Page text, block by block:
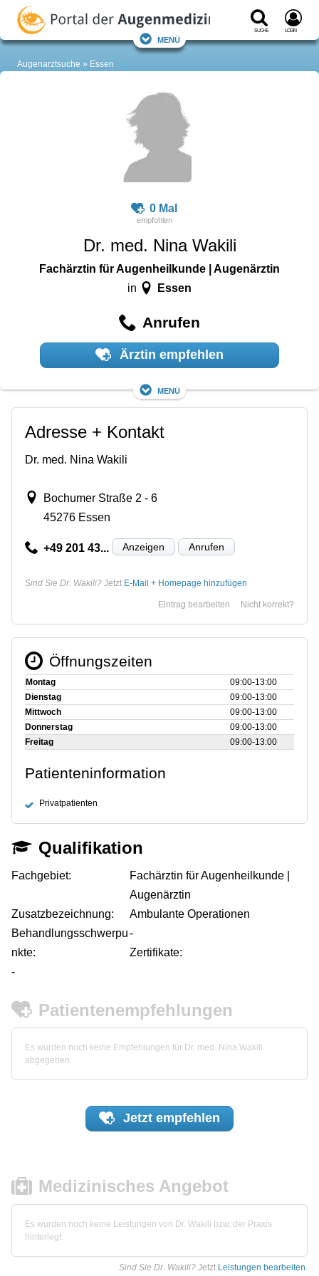
Suche Login
Menü
Augenarztsuche Essen
0 Mal
Dr. med. Nina Wakili
Fachärztin für Augenheilkunde | Augenärztin
in Essen
Anrufen
Ärztin empfehlen
Menü
Adresse + Kontakt
Dr. med. Nina Wakili
Bochumer Straße 2 - 6
45276 Essen
+49 201 43... Anzeigen Anrufen
Sind Sie Dr. Wakili? Jetzt E-Mail + Homepage hinzufügen
Nicht korrekt?
Eintrag bearbeiten
Öffnungszeiten
Montag
09:00‑13:00
Dienstag
09:00‑13:00
Mittwoch
09:00‑13:00
Donnerstag
09:00‑13:00
Freitag
09:00‑13:00
Patienteninformation
Privatpatienten
Qualifikation
Fachgebiet:
Fachärztin für Augenheilkunde |
Augenärztin
Zusatzbezeichnung:
Ambulante Operationen
Behandlungsschwerpu
nkte:
-
Zertifikate:
-
Patientenempfehlungen
Es wurden noch keine Empfehlungen für Dr. med. Nina Wakili
abgegeben.
Jetzt empfehlen
Medizinisches Angebot
Es wurden noch keine Leistungen von Dr. Wakili bzw. der Praxis
hinterlegt.
Sind Sie Dr. Wakili? Jetzt Leistungen bearbeiten.